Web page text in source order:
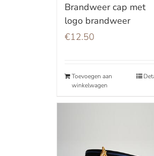
Brandweer cap met
logo brandweer
€12.50
Toevoegen aan
winkelwagen